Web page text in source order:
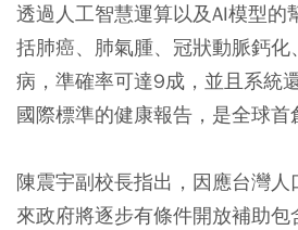
透過人工智慧運算以及AI模型的
括肺癌、肺氣腫、冠狀動脈鈣
病，準確率可達9成，並且系統
國際標準的健康報告，是全球首
陳震宇副校長指出，因應台灣
來政府將逐步有條件開放補助